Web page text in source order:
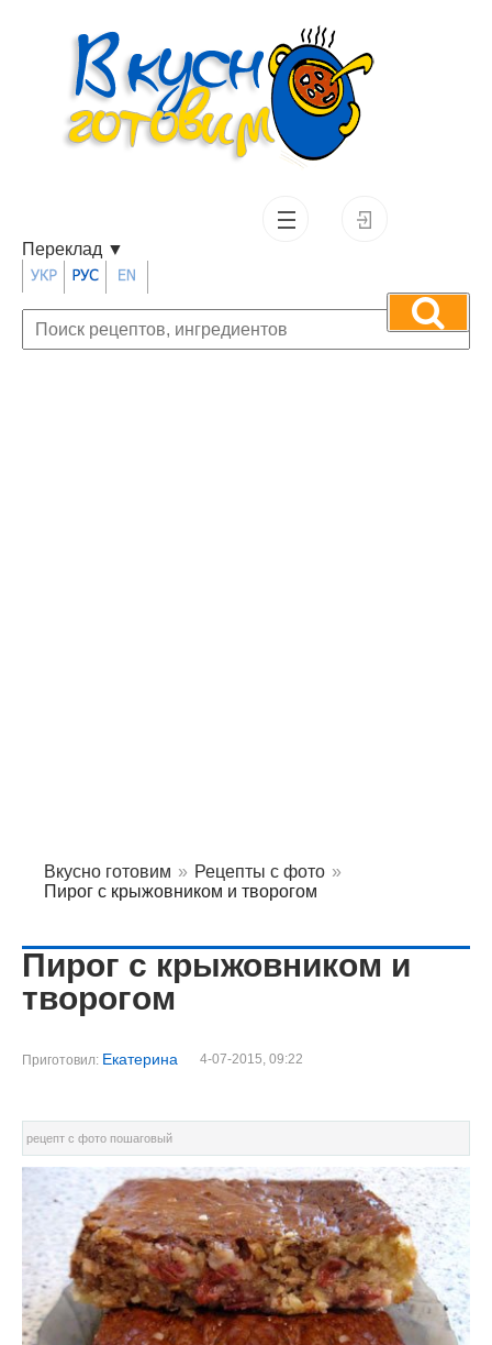
Переклад ▼
Вкусно готовим » Рецепты с фото »
Пирог с крыжовником и творогом
Пирог с крыжовником и
творогом
Приготовил: Екатерина 4-07-2015, 09:22
рецепт с фото пошаговый